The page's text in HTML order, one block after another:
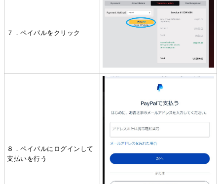
７．ペイパルをクリック
８．ペイパルにログインして
支払いを行う